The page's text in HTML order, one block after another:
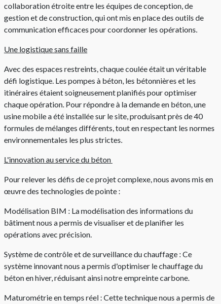
collaboration étroite entre les équipes de conception, de
gestion et de construction, qui ont mis en place des outils de
communication efficaces pour coordonner les opérations.
Une logistique sans faille
Avec des espaces restreints, chaque coulée était un véritable
défi logistique. Les pompes à béton, les bétonnières et les
itinéraires étaient soigneusement planifiés pour optimiser
chaque opération. Pour répondre à la demande en béton, une
usine mobile a été installée sur le site, produisant près de 40
formules de mélanges différents, tout en respectant les normes
environnementales les plus strictes.
L'innovation au service du béton
Pour relever les défis de ce projet complexe, nous avons mis en
œuvre des technologies de pointe :
Modélisation BIM : La modélisation des informations du
bâtiment nous a permis de visualiser et de planifier les
opérations avec précision.
Système de contrôle et de surveillance du chauffage : Ce
système innovant nous a permis d'optimiser le chauffage du
béton en hiver, réduisant ainsi notre empreinte carbone.
Maturométrie en temps réel : Cette technique nous a permis de